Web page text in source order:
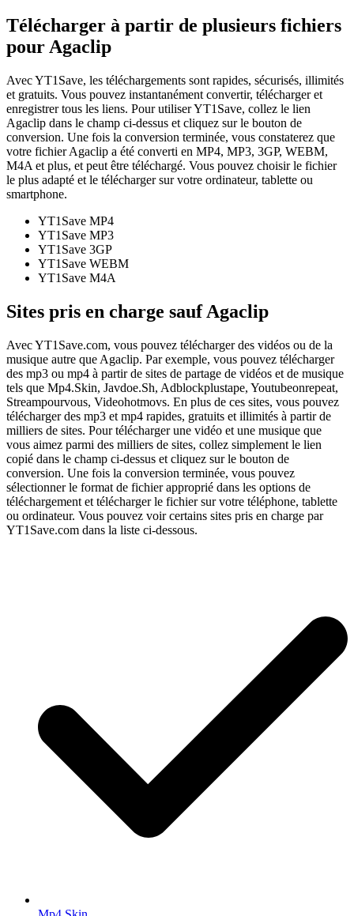
Télécharger à partir de plusieurs fichiers
pour Agaclip
Avec YT1Save, les téléchargements sont rapides, sécurisés, illimités
et gratuits. Vous pouvez instantanément convertir, télécharger et
enregistrer tous les liens. Pour utiliser YT1Save, collez le lien
Agaclip dans le champ ci-dessus et cliquez sur le bouton de
conversion. Une fois la conversion terminée, vous constaterez que
votre fichier Agaclip a été converti en MP4, MP3, 3GP, WEBM,
M4A et plus, et peut être téléchargé. Vous pouvez choisir le fichier
le plus adapté et le télécharger sur votre ordinateur, tablette ou
smartphone.
YT1Save MP4
YT1Save MP3
YT1Save 3GP
YT1Save WEBM
YT1Save M4A
Sites pris en charge sauf Agaclip
Avec YT1Save.com, vous pouvez télécharger des vidéos ou de la
musique autre que Agaclip. Par exemple, vous pouvez télécharger
des mp3 ou mp4 à partir de sites de partage de vidéos et de musique
tels que Mp4.Skin, Javdoe.Sh, Adblockplustape, Youtubeonrepeat,
Streampourvous, Videohotmovs. En plus de ces sites, vous pouvez
télécharger des mp3 et mp4 rapides, gratuits et illimités à partir de
milliers de sites. Pour télécharger une vidéo et une musique que
vous aimez parmi des milliers de sites, collez simplement le lien
copié dans le champ ci-dessus et cliquez sur le bouton de
conversion. Une fois la conversion terminée, vous pouvez
sélectionner le format de fichier approprié dans les options de
téléchargement et télécharger le fichier sur votre téléphone, tablette
ou ordinateur. Vous pouvez voir certains sites pris en charge par
YT1Save.com dans la liste ci-dessous.